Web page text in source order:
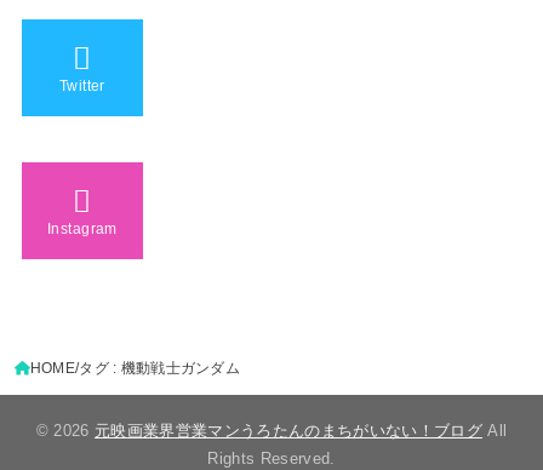
Twitter
Instagram
HOME タグ : 機動戦士ガンダム
© 2026 元映画業界営業マンうろたんのまちがいない！ブログAll
Rights Reserved.